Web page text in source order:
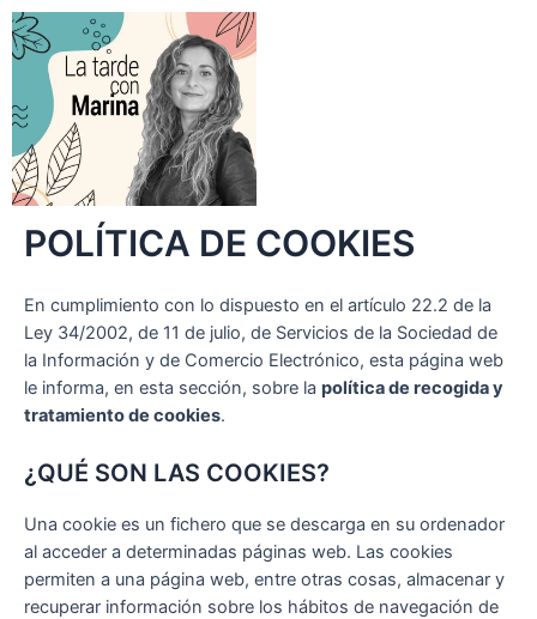
POLÍTICA DE COOKIES
En cumplimiento con lo dispuesto en el artículo 22.2 de la
Ley 34/2002, de 11 de julio, de Servicios de la Sociedad de
la Información y de Comercio Electrónico, esta página web
le informa, en esta sección, sobre la política de recogida y
tratamiento de cookies.
¿QUÉ SON LAS COOKIES?
Una cookie es un fichero que se descarga en su ordenador
al acceder a determinadas páginas web. Las cookies
permiten a una página web, entre otras cosas, almacenar y
recuperar información sobre los hábitos de navegación de